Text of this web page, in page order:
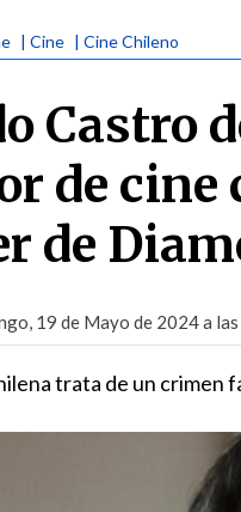
| Cine | Cine Chileno
Castro
de cine
de
19 de Mayo de 2024 a
trata de un crimen